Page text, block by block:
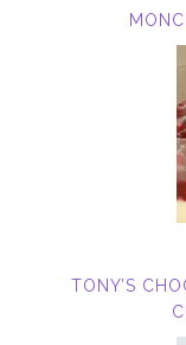
TONY’S